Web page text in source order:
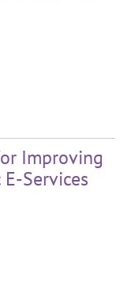
Improving
Services